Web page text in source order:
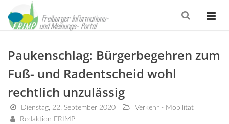
Paukenschlag: Bürgerbegehren zum
Fuß- und Radentscheid wohl
rechtlich unzulässig
Dienstag, 22. September 2020
Verkehr - Mobilität
Redaktion FRIMP -